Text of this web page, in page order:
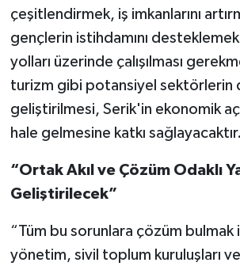
çeşitlendirmek, iş imkanlarını
gençlerin istihdamını
yolları üzerinde çalışılması
turizm gibi potansiyel sektörlerin
geliştirilmesi, Serik'in ekonomik
hale gelmesine katkı
“Ortak Akıl ve Çözüm Odaklı
Geliştirilecek”
“Tüm bu sorunlara çözüm bulmak
yönetim, sivil toplum kuruluşları